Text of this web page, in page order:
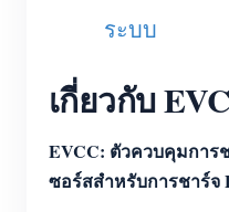
ระบบควบคุมฮีตเ
การตรวจสอบพลั
คู่มือเริ่มต้นใช้ง
เอกสาร
วิดีโอสอนใช้งาน
ชุมชน
โปรแกรมผู้ร่วม
ศูนย์ผู้ร่วมพัฒนา
โซลูชัน
ติดต่อ
ระบบ
เกี่ยวกับ
EVCC: ตัวควบคุมการ
ซอร์สสำหรับการชาร์จ